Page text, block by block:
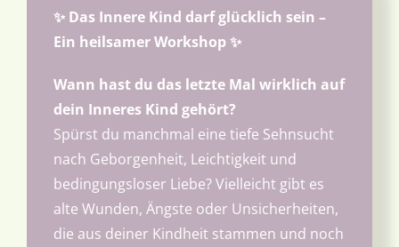
Termine
✨ Das Innere Kind darf glücklich sein –
Ein heilsamer Workshop✨
Wann hast du das letzte Mal wirklich auf
dein Inneres Kind gehört?
Spürst du manchmal eine tiefe Sehnsucht
nach Geborgenheit, Leichtigkeit und
bedingungsloser Liebe? Vielleicht gibt es
alte Wunden, Ängste oder Unsicherheiten,
die aus deiner Kindheit stammen und noch